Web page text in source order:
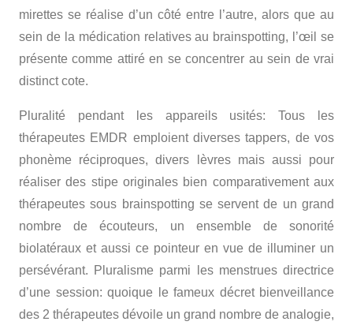
mirettes se réalise d’un côté entre l’autre, alors que au
sein de la médication relatives au brainspotting, l’œil se
présente comme attiré en se concentrer au sein de vrai
distinct cote.
Pluralité pendant les appareils usités: Tous les
thérapeutes EMDR emploient diverses tappers, de vos
phonème réciproques, divers lèvres mais aussi pour
réaliser des stipe originales bien comparativement aux
thérapeutes sous brainspotting se servent de un grand
nombre de écouteurs, un ensemble de sonorité
biolatéraux et aussi ce pointeur en vue de illuminer un
persévérant. Pluralisme parmi les menstrues directrice
d’une session: quoique le fameux décret bienveillance
des 2 thérapeutes dévoile un grand nombre de analogie,